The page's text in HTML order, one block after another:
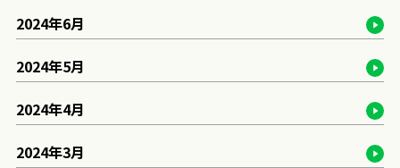
2024年6月
2024年5月
2024年4月
2024年3月